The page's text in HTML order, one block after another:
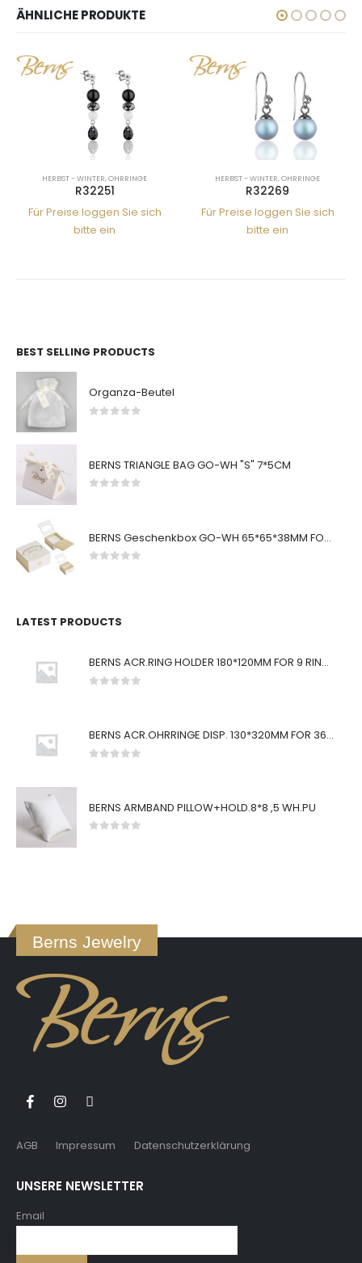
ÄHNLICHE PRODUKTE
HERBST - WINTER,OHRRINGE
R32251
Für Preise loggen Sie sich
bitte ein
HERBST - WINTER,OHRRINGE
R32269
Für Preise loggen Sie sich
bitte ein
BEST SELLING PRODUCTS
Organza-Beutel
BERNS TRIANGLE BAG GO-WH "S" 7*5CM
BERNS Geschenkbox GO-WH 65*65*38MM FOR SMALL SETS
LATEST PRODUCTS
BERNS ACR.RING HOLDER 180*120MM FOR 9 RINGS
BERNS ACR.OHRRINGE DISP. 130*320MM FOR 36 PAIRS
BERNS ARMBAND PILLOW+HOLD.8*8 ,5 WH.PU
Berns Jewelry
AGB Impressum Datenschutzerklärung
UNSERE NEWSLETTER
Email